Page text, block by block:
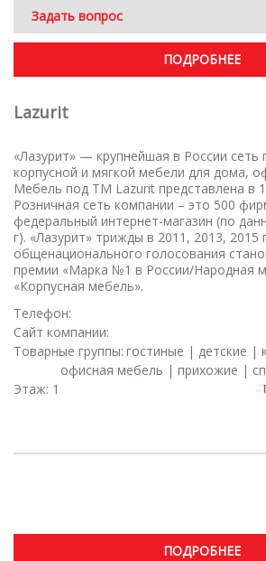
Задать вопрос
ПОДРОБНЕЕ
Lazurit
«Лазурит» — крупнейшая в России сеть
корпусной и мягкой мебели для дома,
Мебель под ТМ Lazurit представлена в
Розничная сеть компании – это 500
федеральный интернет-магазин (по
г). «Лазурит» трижды в 2011, 2013, 2015
общенационального голосования
премии «Марка №1 в России/Народная
«Корпусная мебель».
Телефон:
Сайт компании:
Товарные группы: гостиные | детские |
офисная мебель | прихожие |
Этаж: 1
ПОДРОБНЕЕ